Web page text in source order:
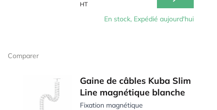
HT
En stock, Expédié aujourd'hui
Comparer
Gaine de câbles Kuba Slim
Line magnétique blanche
Fixation magnétique